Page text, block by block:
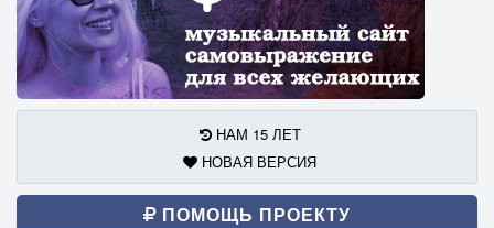
НАМ 15 ЛЕТ
НОВАЯ ВЕРСИЯ
ПОМОЩЬ ПРОЕКТУ